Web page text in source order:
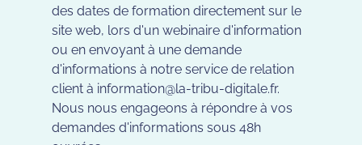
des dates de formation directement sur le
site web, lors d'un webinaire d'information
ou en envoyant à une demande
d'informations à notre service de relation
client à information@la-tribu-digitale.fr.
Nous nous engageons à répondre à vos
demandes d'informations sous 48h